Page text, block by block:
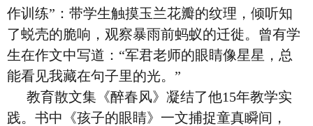
作训练”：带学生触摸玉兰花瓣的纹理，倾听知
了蜕壳的脆响，观察暴雨前蚂蚁的迁徙。曾有学
生在作文中写道：“军君老师的眼睛像星星，总
能看见我藏在句子里的光。”
教育散文集《醉春风》凝结了他15年教学实
践。书中《孩子的眼睛》一文捕捉童真瞬间，